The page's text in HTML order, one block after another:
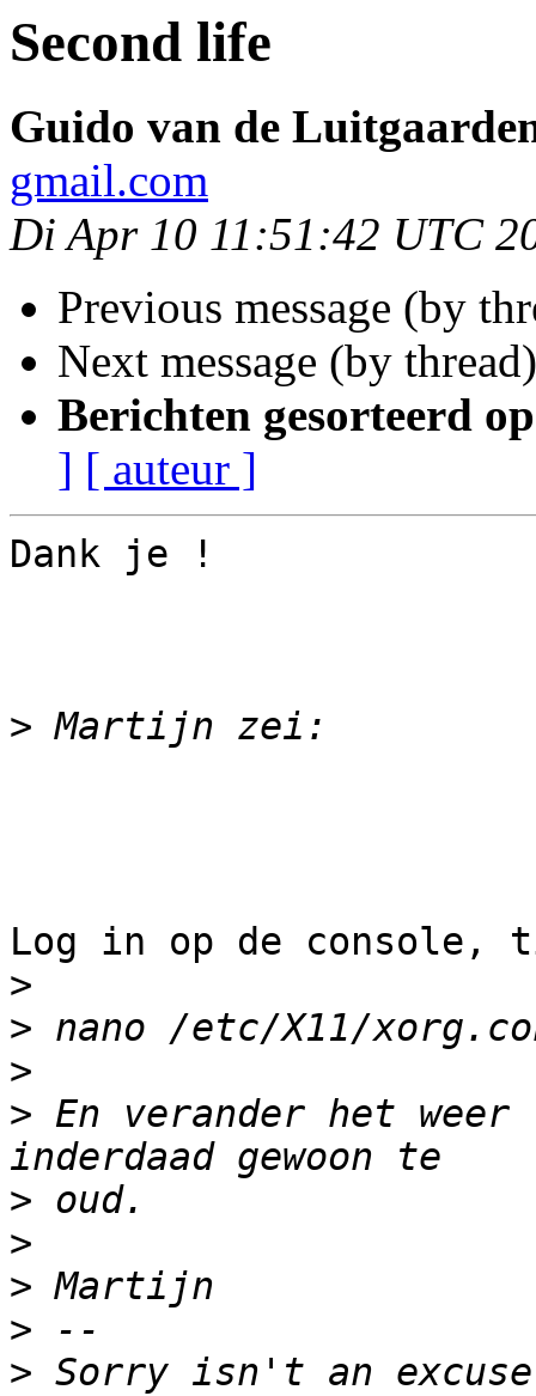
Second life
Guido van de
gmail.com
Di Apr 10 11:51:42 UTC
Previous message (by
Next message (by
Berichten gesorteerd
] [ auteur ]
Dank je !
>
Log in op de
>
>
>
> En verander het
>
>
>
>
> Sorry isn't an excuse